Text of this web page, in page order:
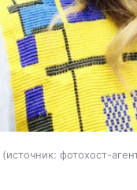
источник: фотохост-